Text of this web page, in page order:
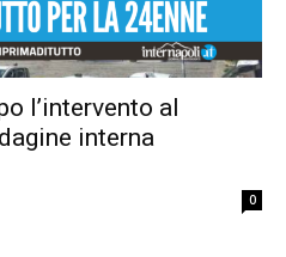
l’intervento al
interna
0